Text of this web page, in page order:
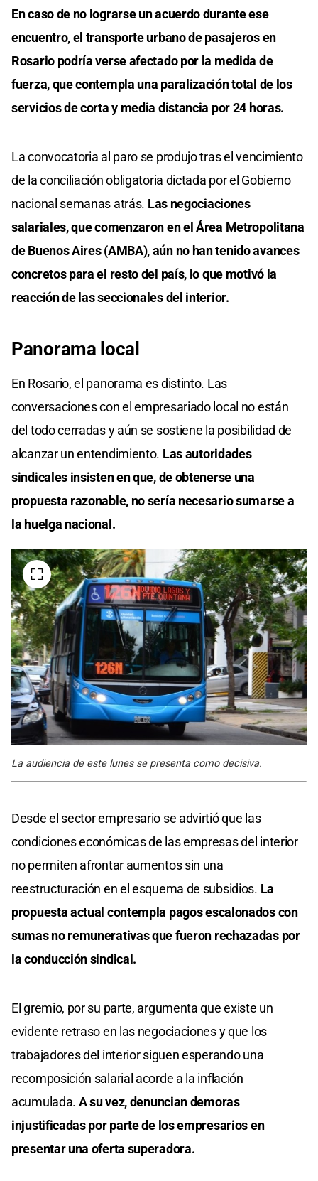
En caso de no lograrse un acuerdo durante ese
encuentro, el transporte urbano de pasajeros en
Rosario podría verse afectado por la medida de
fuerza, que contempla una paralización total de los
servicios de corta y media distancia por 24 horas.
La convocatoria al paro se produjo tras el vencimiento
de la conciliación obligatoria dictada por el Gobierno
nacional semanas atrás. Las negociaciones
salariales, que comenzaron en el Área Metropolitana
de Buenos Aires (AMBA), aún no han tenido avances
concretos para el resto del país, lo que motivó la
reacción de las seccionales del interior.
Panorama local
En Rosario, el panorama es distinto. Las
conversaciones con el empresariado local no están
del todo cerradas y aún se sostiene la posibilidad de
alcanzar un entendimiento. Las autoridades
sindicales insisten en que, de obtenerse una
propuesta razonable, no sería necesario sumarse a
la huelga nacional.
La audiencia de este lunes se presenta como decisiva.
Desde el sector empresario se advirtió que las
condiciones económicas de las empresas del interior
no permiten afrontar aumentos sin una
reestructuración en el esquema de subsidios. La
propuesta actual contempla pagos escalonados con
sumas no remunerativas que fueron rechazadas por
la conducción sindical.
El gremio, por su parte, argumenta que existe un
evidente retraso en las negociaciones y que los
trabajadores del interior siguen esperando una
recomposición salarial acorde a la inflación
acumulada. A su vez, denuncian demoras
injustificadas por parte de los empresarios en
presentar una oferta superadora.